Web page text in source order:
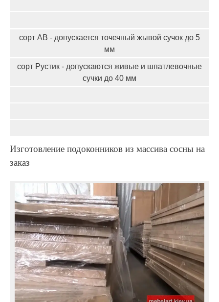
сорт АВ - допускается точечный жывой сучок до 5
мм
сорт Рустик - допускаются живые и шпатлевочные
сучки до 40 мм
Изготовление подоконников из массива сосны на
заказ